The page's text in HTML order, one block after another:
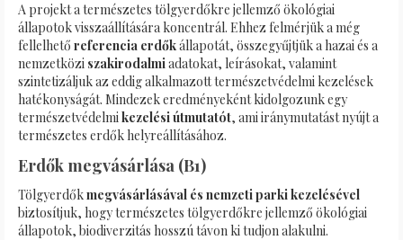
A projekt a természetes tölgyerdőkre jellemző ökológiai
állapotok visszaállítására koncentrál. Ehhez felmérjük a még
fellelhető referencia erdőkállapotát, összegyűjtjük a hazai és a
nemzetközi szakirodalmiadatokat, leírásokat, valamint
szintetizáljuk az eddig alkalmazott természetvédelmi kezelések
hatékonyságát. Mindezek eredményeként kidolgozunk egy
természetvédelmikezelési útmutatót, ami iránymutatást nyújt a
természetes erdők helyreállításához.
Erdők megvásárlása (B1)
Tölgyerdőkmegvásárlásával és nemzeti parki kezelésével
biztosítjuk, hogy természetes tölgyerdőkre jellemző ökológiai
állapotok, biodiverzitás hosszú távon ki tudjon alakulni.